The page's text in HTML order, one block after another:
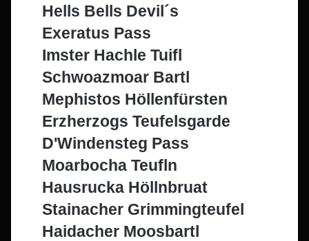
Hells Bells Devil´s
Exeratus Pass
Imster Hachle Tuifl
Schwoazmoar Bartl
Mephistos Höllenfürsten
Erzherzogs Teufelsgarde
D'Windensteg Pass
Moarbocha Teufln
Hausrucka Höllnbruat
Stainacher Grimmingteufel
Haidacher Moosbartl